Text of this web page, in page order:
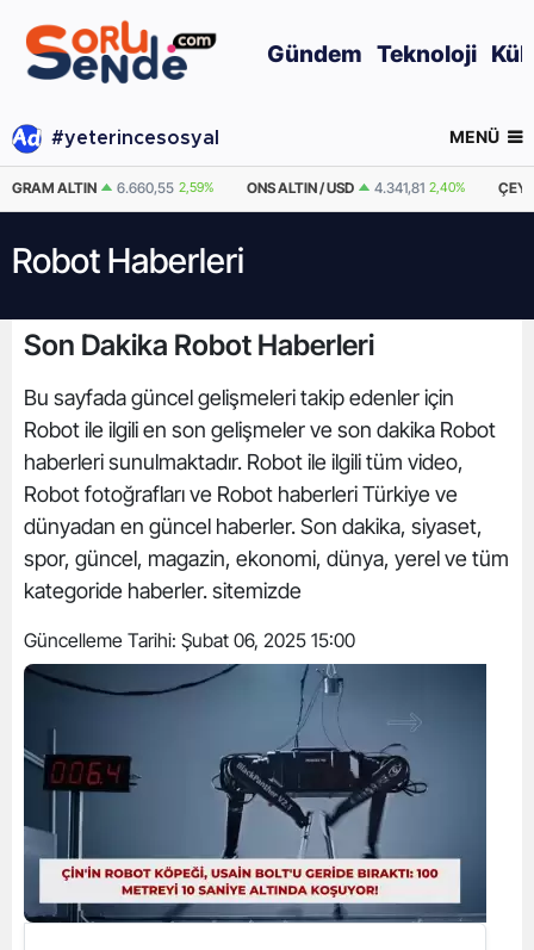
Gündem Teknoloji
#yeterincesosyal MENÜ
GRAM ALTIN 6.660,55 2,59% ONS ALTIN / USD 4.341,81 2,40%
Robot Haberleri
Son Dakika Robot Haberleri
Bu sayfada güncel gelişmeleri takip edenler için
Robot ile ilgili en son gelişmeler ve son dakika Robot
haberleri sunulmaktadır. Robot ile ilgili tüm video,
Robot fotoğrafları ve Robot haberleri Türkiye ve
dünyadan en güncel haberler. Son dakika, siyaset,
spor, güncel, magazin, ekonomi, dünya, yerel ve tüm
kategoride haberler. sitemizde
Güncelleme Tarihi: Şubat 06, 2025 15:00